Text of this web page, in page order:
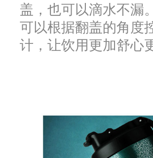
盖，也可以滴水不漏
可以根据翻盖的角度
计，让饮用更加舒心